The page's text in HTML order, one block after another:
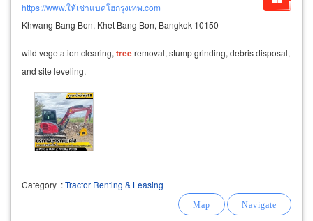
https://www.ให้เช่าแบคโฮกรุงเทพ.com
Khwang Bang Bon, Khet Bang Bon, Bangkok 10150
wild vegetation clearing, treeremoval, stump grinding, debris disposal,
and site leveling.
Category :Tractor Renting & Leasing